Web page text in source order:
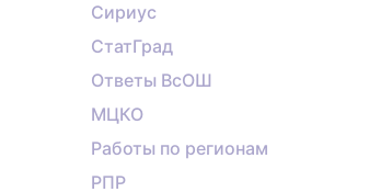
Сириус
СтатГрад
Ответы ВсОШ
МЦКО
Работы по регионам
РПР